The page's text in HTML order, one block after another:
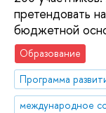
претендовать
бюджетной
Образование
Программа
международное